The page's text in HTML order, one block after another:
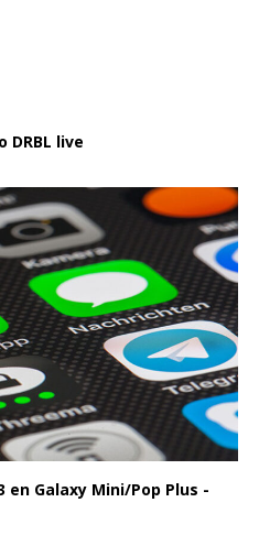
DRBL live
en Galaxy Mini/Pop Plus -